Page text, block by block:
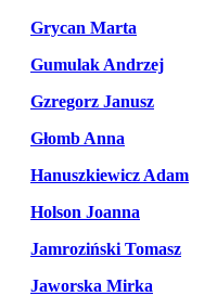
Grycan Marta
Gumulak Andrzej
Gzregorz Janusz
Głomb Anna
Hanuszkiewicz Adam
Holson Joanna
Jamroziński Tomasz
Jaworska Mirka